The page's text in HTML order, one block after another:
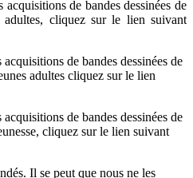
de bandes dessinées de
adultes, cliquez sur le lien suivant
de bandes dessinées de
adultes cliquez sur le lien
de bandes dessinées de
cliquez sur le lien suivant
Il se peut que nous ne les